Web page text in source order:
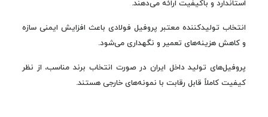
استاندارد و باکیفیت ارائه می‌دهند.
انتخاب تولیدکننده معتبر پروفیل فولادی باعث افزایش ایمنی سازه
و کاهش هزینه‌های تعمیر و نگهداری می‌شود.
پروفیل‌های تولید داخل ایران در صورت انتخاب برند مناسب، از نظر
کیفیت کاملاً قابل رقابت با نمونه‌های خارجی هستند.